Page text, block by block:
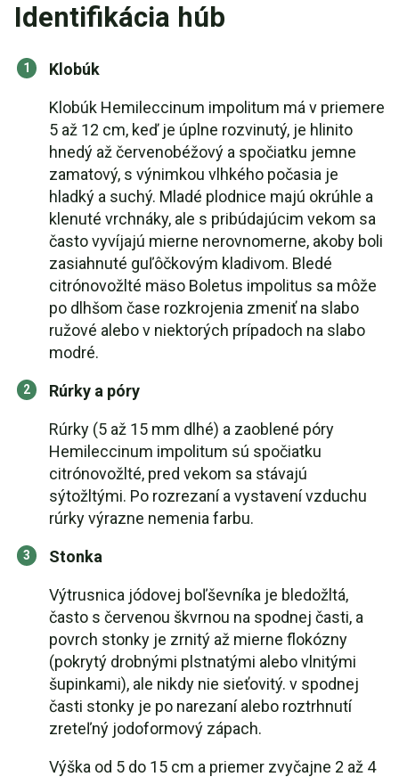
Identifikácia húb
Klobúk
Klobúk Hemileccinum impolitum má v priemere
5 až 12 cm, keď je úplne rozvinutý, je hlinito
hnedý až červenobéžový a spočiatku jemne
zamatový, s výnimkou vlhkého počasia je
hladký a suchý. Mladé plodnice majú okrúhle a
klenuté vrchnáky, ale s pribúdajúcim vekom sa
často vyvíjajú mierne nerovnomerne, akoby boli
zasiahnuté guľôčkovým kladivom. Bledé
citrónovožlté mäso Boletus impolitus sa môže
po dlhšom čase rozkrojenia zmeniť na slabo
ružové alebo v niektorých prípadoch na slabo
modré.
Rúrky a póry
Rúrky (5 až 15 mm dlhé) a zaoblené póry
Hemileccinum impolitum sú spočiatku
citrónovožlté, pred vekom sa stávajú
sýtožltými. Po rozrezaní a vystavení vzduchu
rúrky výrazne nemenia farbu.
Stonka
Výtrusnica jódovej boľševníka je bledožltá,
často s červenou škvrnou na spodnej časti, a
povrch stonky je zrnitý až mierne flokózny
(pokrytý drobnými plstnatými alebo vlnitými
šupinkami), ale nikdy nie sieťovitý. v spodnej
časti stonky je po narezaní alebo roztrhnutí
zreteľný jodoformový zápach.
Výška od 5 do 15 cm a priemer zvyčajne 2 až 4